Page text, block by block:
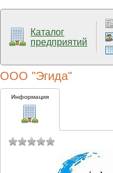
Каталог
предприятий
ООО "Эгида"
Информация